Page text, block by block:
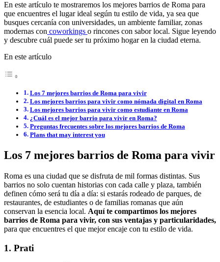
En este artículo te mostraremos los mejores barrios de Roma para
que encuentres el lugar ideal según tu estilo de vida, ya sea que
busques cercanía con universidades, un ambiente familiar, zonas
modernas con coworkings o rincones con sabor local. Sigue leyendo
y descubre cuál puede ser tu próximo hogar en la ciudad eterna.
En este artículo
Los 7 mejores barrios de Roma para vivir
Los mejores barrios para vivir como nómada digital en Roma
Los mejores barrios para vivir como estudiante en Roma
¿Cuál es el mejor barrio para vivir en Roma?
Preguntas frecuentes sobre los mejores barrios de Roma
Plans that may interest you
Los 7 mejores barrios de Roma para vivir
Roma es una ciudad que se disfruta de mil formas distintas. Sus
barrios no solo cuentan historias con cada calle y plaza, también
definen cómo será tu día a día: si estarás rodeado de parques, de
restaurantes, de estudiantes o de familias romanas que aún
conservan la esencia local. Aquí te compartimos los mejores
barrios de Roma para vivir, con sus ventajas y particularidades,
para que encuentres el que mejor encaje con tu estilo de vida.
1. Prati